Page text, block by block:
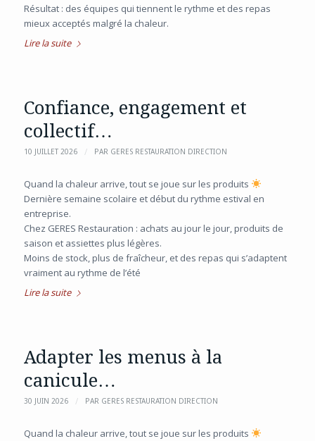
Résultat : des équipes qui tiennent le rythme et des repas
mieux acceptés malgré la chaleur.
Lire la suite
Confiance, engagement et
collectif…
10 JUILLET 2026 / PAR GERES RESTAURATION DIRECTION
Quand la chaleur arrive, tout se joue sur les produits
Dernière semaine scolaire et début du rythme estival en
entreprise.
Chez GERES Restauration : achats au jour le jour, produits de
saison et assiettes plus légères.
Moins de stock, plus de fraîcheur, et des repas qui s’adaptent
vraiment au rythme de l’été
Lire la suite
Adapter les menus à la
canicule…
30 JUIN 2026 / PAR GERES RESTAURATION DIRECTION
Quand la chaleur arrive, tout se joue sur les produits